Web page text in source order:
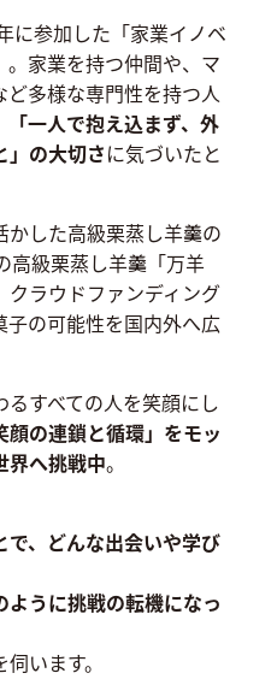
に参加した「家業イノベ
家業を持つ仲間や、マ
多様な専門性を持つ人
「一人で抱え込まず、外
」の大切さに気づいたと
した高級栗蒸し羊羹の
高級栗蒸し羊羹「万羊
ラウドファンディング
の可能性を国内外へ広
すべての人を笑顔にし
顔の連鎖と循環」をモッ
界へ挑戦中。
で、どんな出会いや学び
ように挑戦の転機になっ
伺います。